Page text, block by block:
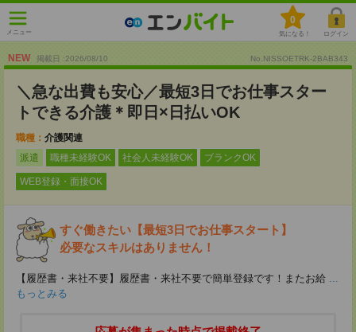
メニュー
0
気になる！ ログイン
NEW 掲載日 :2026/08/10 No.NISSOETRK-2BAB343
＼急な出費も安心／最短3日でお仕事スター
トできる介護＊即日×日払いOK
職種： 介護関連
派遣
職種未経験OK 社会人未経験OK ブランクOK
WEB登録・面接OK
すぐ働きたい【最短3日でお仕事スタート】
必要なスキルはありません！
【履歴書・来社不要】履歴書・来社不要で簡単登録です！またお給 ...
もっとみる